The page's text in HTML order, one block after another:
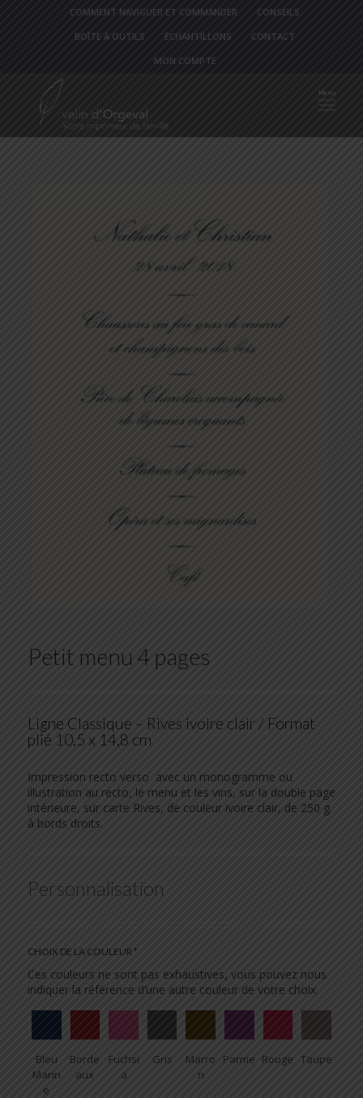
COMMENT NAVIGUER ET COMMANDER
CONSEILS
BOÎTE À OUTILS
ÉCHANTILLONS
CONTACT
MON COMPTE
Petit menu 4 pages
Ligne Classique – Rives ivoire clair / Format
plié 10,5 x 14,8 cm
Impression recto verso avec un monogramme ou
illustration au recto, le menu et les vins, sur la double page
intérieure, sur carte Rives, de couleur ivoire clair, de 250 g.
à bords droits.
Personnalisation
CHOIX DE LA COULEUR *
Ces couleurs ne sont pas exhaustives, vous pouvez nous
indiquer la référence d’une autre couleur de votre choix.
Bleu
Marin
e
Borde
aux
Fuchsi
a
Gris
Marro
n
Parme Rouge Taupe